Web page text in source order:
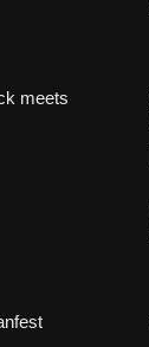
meets